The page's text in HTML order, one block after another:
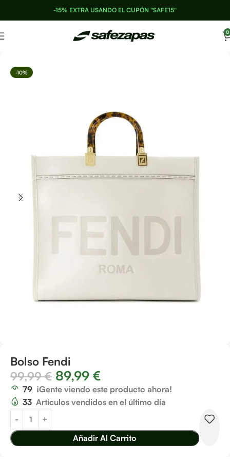
-15% EXTRA USANDO EL CUPÓN "SAFE15"
0
-10%
Bolso Fendi
99,99€ 89,99 €
79 ¡Gente viendo este producto ahora!
33 Artículos vendidos en el último día
Añadir Al Carrito